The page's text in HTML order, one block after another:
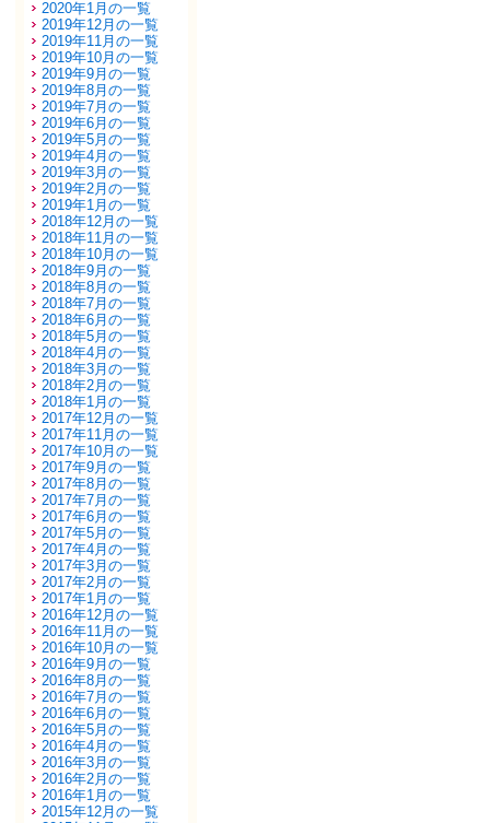
2020年1月の一覧
2019年12月の一覧
2019年11月の一覧
2019年10月の一覧
2019年9月の一覧
2019年8月の一覧
2019年7月の一覧
2019年6月の一覧
2019年5月の一覧
2019年4月の一覧
2019年3月の一覧
2019年2月の一覧
2019年1月の一覧
2018年12月の一覧
2018年11月の一覧
2018年10月の一覧
2018年9月の一覧
2018年8月の一覧
2018年7月の一覧
2018年6月の一覧
2018年5月の一覧
2018年4月の一覧
2018年3月の一覧
2018年2月の一覧
2018年1月の一覧
2017年12月の一覧
2017年11月の一覧
2017年10月の一覧
2017年9月の一覧
2017年8月の一覧
2017年7月の一覧
2017年6月の一覧
2017年5月の一覧
2017年4月の一覧
2017年3月の一覧
2017年2月の一覧
2017年1月の一覧
2016年12月の一覧
2016年11月の一覧
2016年10月の一覧
2016年9月の一覧
2016年8月の一覧
2016年7月の一覧
2016年6月の一覧
2016年5月の一覧
2016年4月の一覧
2016年3月の一覧
2016年2月の一覧
2016年1月の一覧
2015年12月の一覧